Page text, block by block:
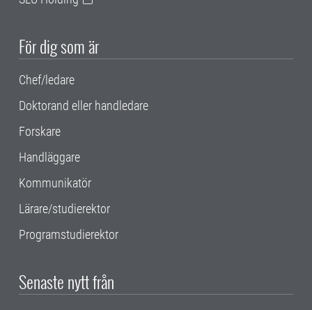
För dig som är
Chef/ledare
Doktorand eller handledare
Forskare
Handläggare
Kommunikatör
Lärare/studierektor
Programstudierektor
Senaste nytt från